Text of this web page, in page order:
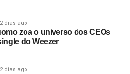
2 dias ago
zoa o universo dos CEOs
do Weezer
2 dias ago